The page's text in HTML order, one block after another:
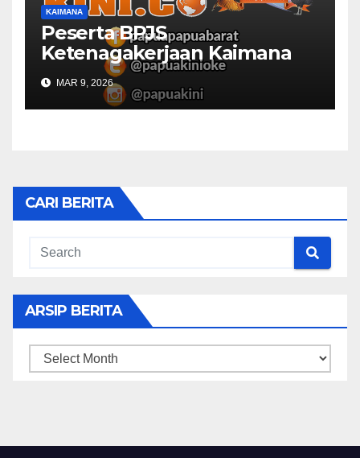
KAIMANA
Peserta BPJS
Ketenagakerjaan Kaimana
Berkurang 53 Persen di 2026
MAR 9, 2026
CARI BERITA
ARSIP BERITA
ARSIP